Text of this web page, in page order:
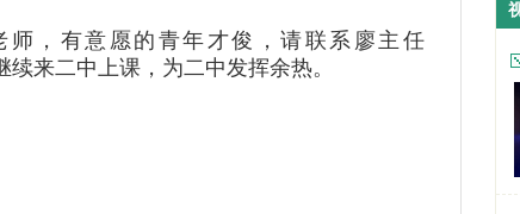
，有意愿的青年才俊，请联系廖主任
来二中上课，为二中发挥余热。